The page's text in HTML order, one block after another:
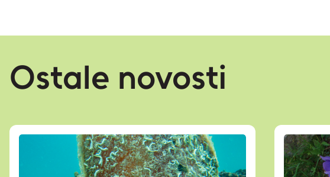
Ostale novosti